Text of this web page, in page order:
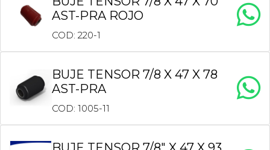
AST-PRA ROJO
COD: 220-1
BUJE TENSOR 7/8 X 47 X 78
AST-PRA
COD: 1005-11